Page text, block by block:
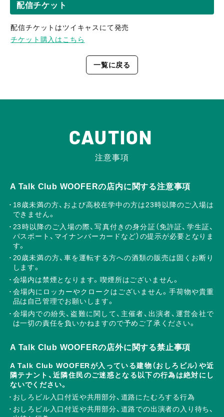
配信チケット
配信チケットはツイキャスにて発売
チケット購入はこちら
一覧に戻る
CAUTION
注意事項
A Talk Club WOOFERの店内に関する注意事項
18歳未満の方、および高校在学中の方は23時以降のご入場は
できません。
23時以降のご入場の際、写真付きの身分証（免許証、学生証、
パスポート、マイナンバーカードなど）の提示が必要となりま
す。
20歳未満の方、車を運転する方への酒類の販売は固くお断り
します。
会場内は禁煙となります。喫煙所はございません。
会場内にロッカーやクロークはございません。手荷物や貴重
品は自己管理でお願いします。
会場内での紛失、盗難に関して、主催者、出演者、運営会社で
は一切の責任を負いかねますので予めご了承ください。
A Talk Club WOOFERの店外に関する禁止事項
A Talk Club WOOFERが入っている建物（おしろビル）や近
隣テナント、近隣住民のご迷惑となる以下の行為は絶対にし
ないでください。
おしろビル入口付近や共用部分、道路にたむろする行為
おしろビル入口付近や共用部分、道路での出演者の入り待ち、